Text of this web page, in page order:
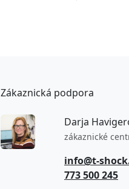
Zákaznická podpora
Darja
zákaznické
info@t-
773 500 245